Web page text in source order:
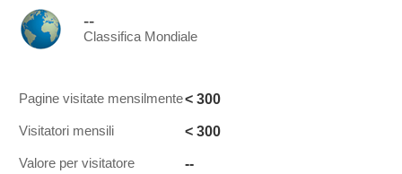
--
Classifica Mondiale
Pagine visitate mensilmente< 300
Visitatori mensili < 300
Valore per visitatore --